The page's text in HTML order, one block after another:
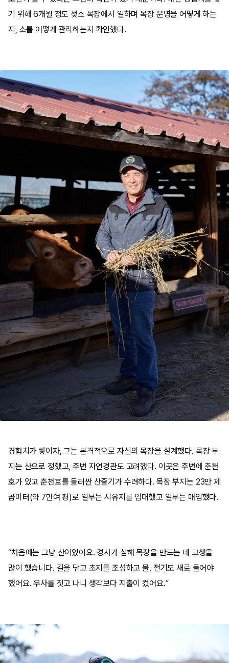
기 위해 6개월 정도 젖소 목장에서 일하며 목장 운영을 어떻게 하는
지, 소를 어떻게 관리하는지 확인했다.
경험치가 쌓이자, 그는 본격적으로 자신의 목장을 설계했다. 목장 부
지는 산으로 정했고, 주변 자연경관도 고려했다. 이곳은 주변에 춘천
호가 있고 춘천호를 둘러싼 산줄기가 수려하다. 목장 부지는 23만 제
곱미터(약 7만여 평)로 일부는 시유지를 임대했고 일부는 매입했다.
“처음에는 그냥 산이었어요. 경사가 심해 목장을 만드는 데 고생을
많이 했습니다. 길을 닦고 초지를 조성하고 물, 전기도 새로 들어야
했어요. 우사를 짓고 나니 생각보다 지출이 컸어요.”